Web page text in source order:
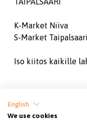
K-Market Niiva
S-Market Taipalsaari
Iso kiitos kaikille
English
We use cookies